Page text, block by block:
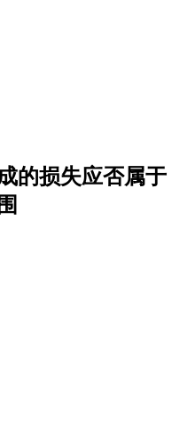
的损失应否属于